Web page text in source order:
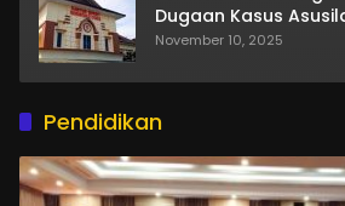
Dugaan Kasus
November 10, 2025
Pendidikan